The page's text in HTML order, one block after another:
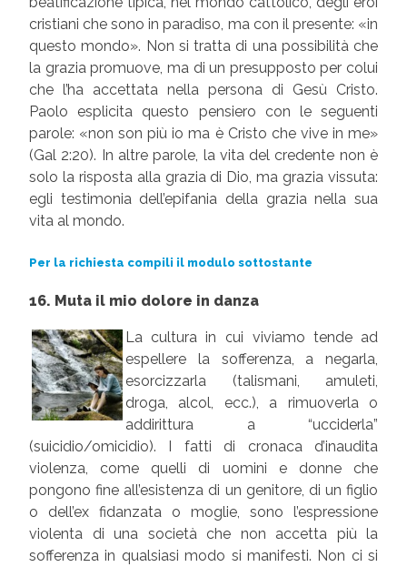
cristiani che sono in paradiso, ma con il presente: «in
questo mondo». Non si tratta di una possibilità che
la grazia promuove, ma di un presupposto per colui
che l’ha accettata nella persona di Gesù Cristo.
Paolo esplicita questo pensiero con le seguenti
parole: «non son più io ma è Cristo che vive in me»
(Gal 2:20). In altre parole, la vita del credente non è
solo la risposta alla grazia di Dio, ma grazia vissuta:
egli testimonia dell’epifania della grazia nella sua
vita al mondo.
Per la richiesta compili il modulo sottostante
16. Muta il mio dolore in danza
La cultura in cui viviamo tende ad
espellere la sofferenza, a negarla,
esorcizzarla (talismani, amuleti,
droga, alcol, ecc.), a rimuoverla o
addirittura a “ucciderla”
(suicidio/omicidio). I fatti di cronaca d’inaudita
violenza, come quelli di uomini e donne che
pongono fine all’esistenza di un genitore, di un figlio
o dell’ex fidanzata o moglie, sono l’espressione
violenta di una società che non accetta più la
sofferenza in qualsiasi modo si manifesti. Non ci si